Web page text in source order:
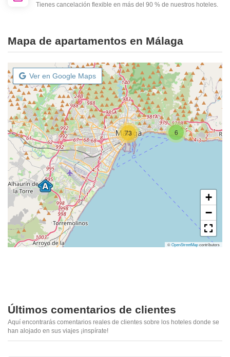
Tienes cancelación flexible en más del 90 % de nuestros hoteles.
Mapa de apartamentos en Málaga
Ver en Google Maps
6
73
+
−
©OpenStreetMapcontributors
Últimos comentarios de clientes
Aquí encontrarás comentarios reales de clientes sobre los hoteles donde se
han alojado en sus viajes ¡inspírate!